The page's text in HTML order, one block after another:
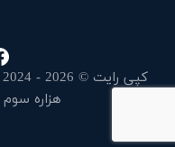
هزاره